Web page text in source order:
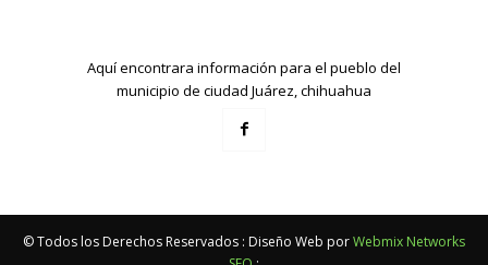
Aquí encontrara información para el pueblo del
municipio de ciudad Juárez, chihuahua
© Todos los Derechos Reservados : Diseño Web porWebmix Networks